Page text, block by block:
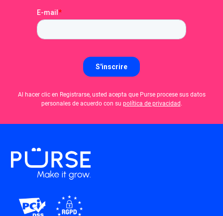
Al hacer clic en Registrarse, usted acepta que Purse procese sus datos
personales de acuerdo con su política de privacidad .